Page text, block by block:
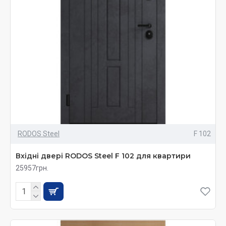
RODOS Steel F 102
Вхідні двері RODOS Steel F 102 для квартири
25957грн.